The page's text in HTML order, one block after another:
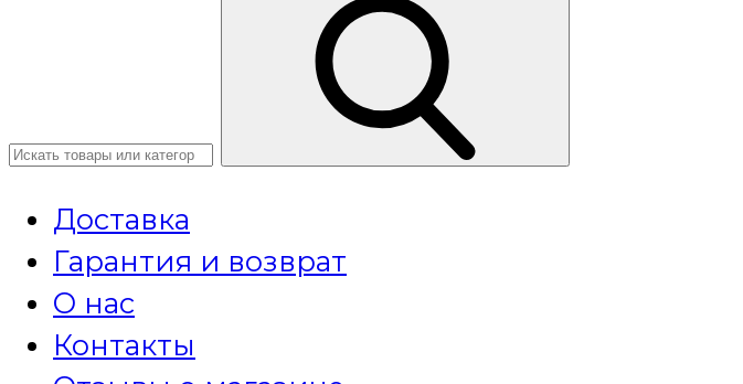
Доставка
Гарантия и возврат
О нас
Контакты